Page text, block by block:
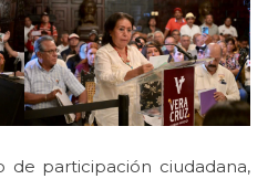
de participación ciudadana,